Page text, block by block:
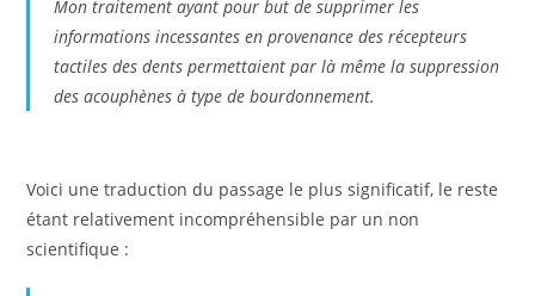
Mon traitement ayant pour but de supprimer les
informations incessantes en provenance des récepteurs
tactiles des dents permettaient par là même la suppression
des acouphènes à type de bourdonnement.
Voici une traduction du passage le plus significatif, le reste
étant relativement incompréhensible par un non
scientifique :